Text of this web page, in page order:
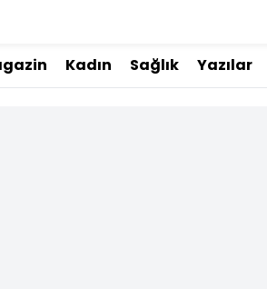
Kadın Sağlık Yazılar